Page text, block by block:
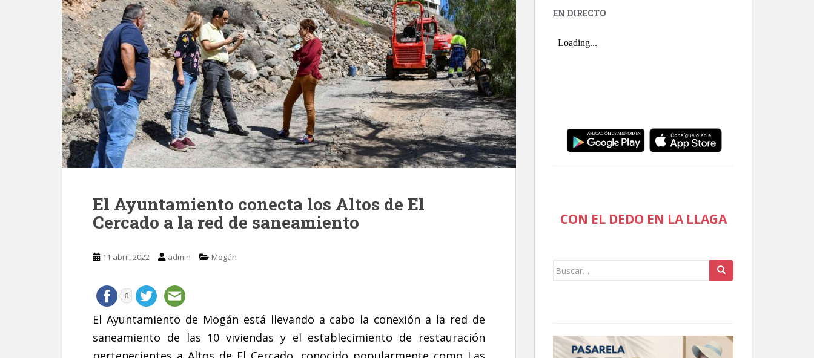
El Ayuntamiento conecta los Altos de El
Cercado a la red de saneamiento
11 abril, 2022 admin Mogán
0
El Ayuntamiento de Mogán está llevando a cabo la conexión a la red de
saneamiento de las 10 viviendas y el establecimiento de restauración
EN DIRECTO
CON EL DEDO EN LA LLAGA
Buscar: